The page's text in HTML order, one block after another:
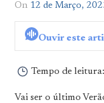
On 12 de Março,
Ouvir este
Tempo de leitura:
Vai ser o último